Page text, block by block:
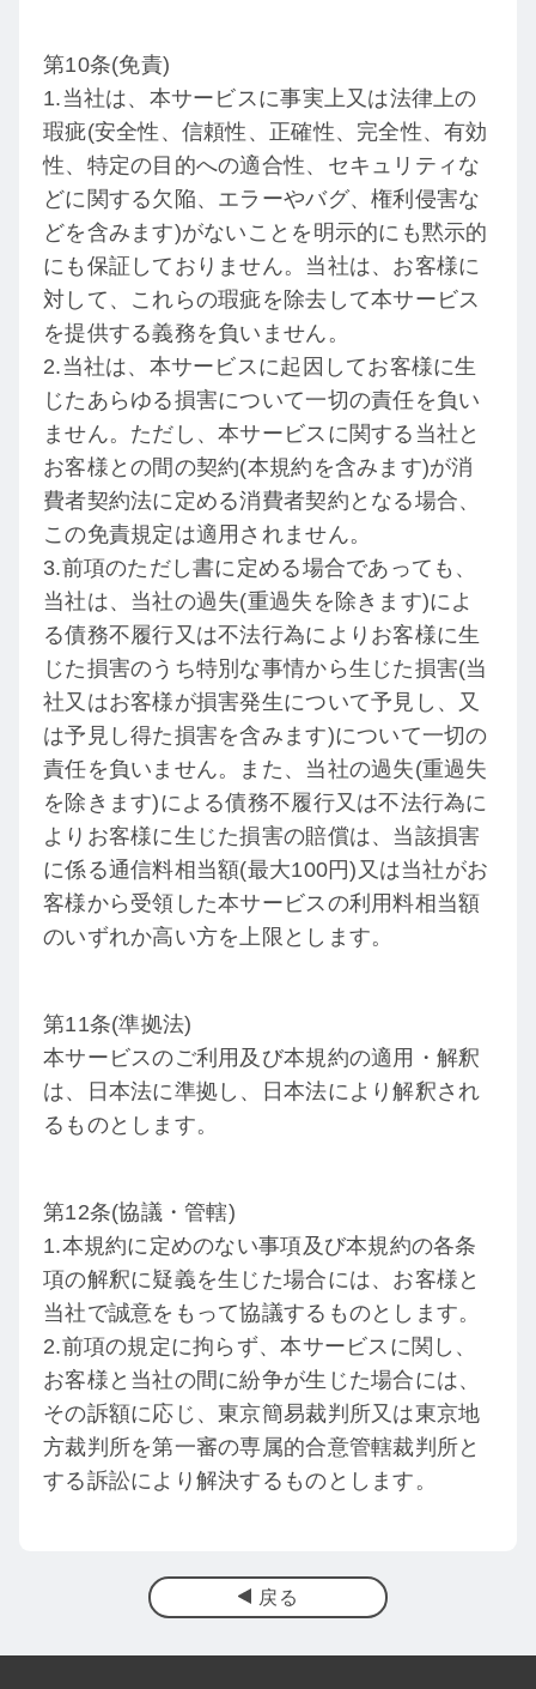
第10条(免責)
1.当社は、本サービスに事実上又は法律上の
瑕疵(安全性、信頼性、正確性、完全性、有効
性、特定の目的への適合性、セキュリティな
どに関する欠陥、エラーやバグ、権利侵害な
どを含みます)がないことを明示的にも黙示的
にも保証しておりません。当社は、お客様に
対して、これらの瑕疵を除去して本サービス
を提供する義務を負いません。
2.当社は、本サービスに起因してお客様に生
じたあらゆる損害について一切の責任を負い
ません。ただし、本サービスに関する当社と
お客様との間の契約(本規約を含みます)が消
費者契約法に定める消費者契約となる場合、
この免責規定は適用されません。
3.前項のただし書に定める場合であっても、
当社は、当社の過失(重過失を除きます)によ
る債務不履行又は不法行為によりお客様に生
じた損害のうち特別な事情から生じた損害(当
社又はお客様が損害発生について予見し、又
は予見し得た損害を含みます)について一切の
責任を負いません。また、当社の過失(重過失
を除きます)による債務不履行又は不法行為に
よりお客様に生じた損害の賠償は、当該損害
に係る通信料相当額(最大100円)又は当社がお
客様から受領した本サービスの利用料相当額
のいずれか高い方を上限とします。
第11条(準拠法)
本サービスのご利用及び本規約の適用・解釈
は、日本法に準拠し、日本法により解釈され
るものとします。
第12条(協議・管轄)
1.本規約に定めのない事項及び本規約の各条
項の解釈に疑義を生じた場合には、お客様と
当社で誠意をもって協議するものとします。
2.前項の規定に拘らず、本サービスに関し、
お客様と当社の間に紛争が生じた場合には、
その訴額に応じ、東京簡易裁判所又は東京地
方裁判所を第一審の専属的合意管轄裁判所と
する訴訟により解決するものとします。
戻る